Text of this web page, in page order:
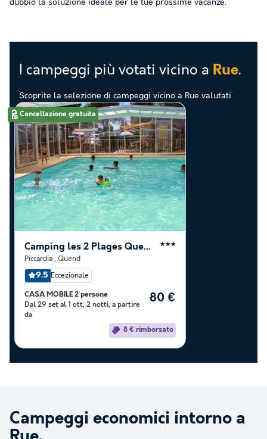
dubbio la soluzione ideale per le tue prossime vacanze.
I campeggi più votati vicino a Rue.
Scoprite la selezione di campeggi vicino a Rue valutati
come i migliori dai nostri clienti
Cancellazione gratuita
Camping les 2 Plages Quend ★★★
Piccardia , Quend
9.5 Eccezionale
CASA MOBILE 2 persone
Dal 29 set al 1 ott, 2 notti, a partire
da
80 €
8 € rimborsato
Campeggi economici intorno a